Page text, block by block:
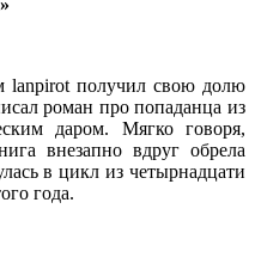
lanpirot получил свою долю
роман про попаданца из
даром. Мягко говоря,
внезапно вдруг обрела
в цикл из четырнадцати
года.